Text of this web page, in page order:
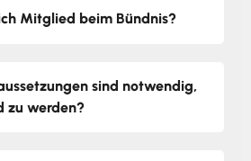
Mitglied beim Bündnis?
sind notwendig,
zu werden?